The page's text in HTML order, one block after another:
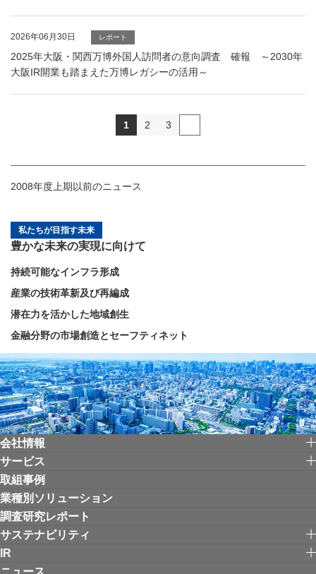
2026年06月30日 レポート
2025年大阪・関西万博外国人訪問者の意向調査 確報 ～2030年
大阪IR開業も踏まえた万博レガシーの活用～
1 2 3
2008年度上期以前のニュース
私たちが目指す未来
豊かな未来の実現に向けて
持続可能なインフラ形成
産業の技術革新及び再編成
潜在力を活かした地域創生
金融分野の市場創造とセーフティネット
会社情報
サービス
取組事例
業種別ソリューション
調査研究レポート
サステナビリティ
IR
ニュース